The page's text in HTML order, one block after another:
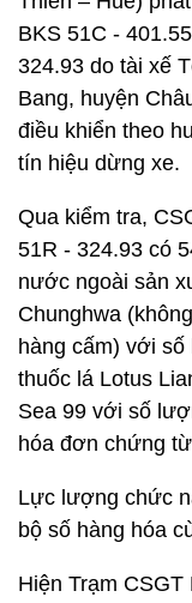
BKS 51C -
324.93 do tài xế
Bang, huyện
điều khiển theo
tín hiệu dừng xe.
Qua kiểm tra,
51R - 324.93 có
nước ngoài sản
Chunghwa
hàng cấm) với
thuốc lá Lotus
Sea 99 với số
hóa đơn chứng
Lực lượng chức
bộ số hàng hóa
Hiện Trạm